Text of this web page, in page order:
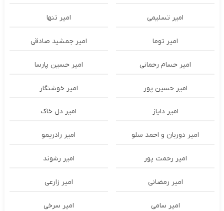
امیر تسلیمی امیر تنها
امیر توما امیر جمشید صادقی
امیر حسام رحمانی امیر حسین پارسا
امیر حسین پور امیر خوشنگار
امیر دایاز امیر دل خاک
امیر دوربان و احمد سلو امیر رادریمو
امیر رحمت پور امیر رشوند
امیر رمضانی امیر زارعی
امیر سامی امیر سرخی